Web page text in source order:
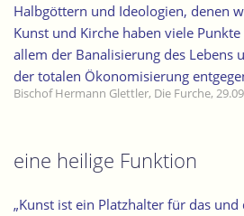
Halbgöttern und Ideologien, denen
Kunst und Kirche haben viele
allem der Banalisierung des Lebens
der totalen Ökonomisierung
Bischof Hermann Glettler, Die Furche,
eine heilige Funktion
„Kunst ist ein Platzhalter für das und